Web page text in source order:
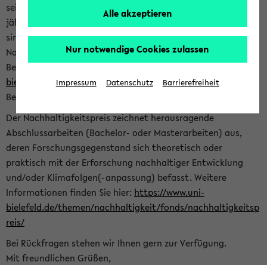
seit 2023 verleiht das Rektorat der Universität Bielefeld
jährlich den Nachhaltigkeitspreis für Abschlussarbeiten. Sie
sind herzlich eingeladen sich mit Ihrer Abschlussarbeit beim
Nachhaltigkeitsbüro zu bewerben. Bitte nutzen Sie für Ihre
Bewerbung dieses Formular<https://formulare.uni-
bielefeld.de/frontend-server/form/provide/913/>. Die
Bewerbungsfrist endet am 30.09.2026.
Der Nachhaltigkeitspreis zeichnet herausragende
Abschlussarbeiten (Bachelor- oder Masterarbeiten) aus,
deren Forschungsgegenstand sich theoretisch oder
praktisch mit der Erforschung nachhaltiger Entwicklung
und/oder Klimafolgen(-anpassung) befasst. Weitere
Informationen finden Sie hier: https://www.uni-
bielefeld.de/themen/nachhaltigkeit/fonds/nachhaltigkeitsp
reis/
Bei Rückfragen stehen wir Ihnen gern zur Verfügung.
Mit freundlichen Grüßen,
Alle akzeptieren
Nur notwendige Cookies zulassen
Impressum Datenschutz Barrierefreiheit